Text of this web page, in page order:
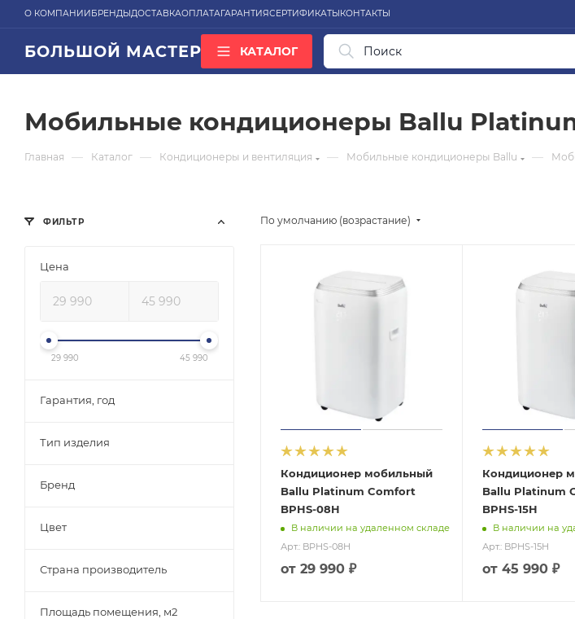
О КОМПАНИИБРЕНДЫДОСТАВКАОПЛАТАГАРАНТИЯСЕРТИФИКАТЫКОНТАКТЫ
БОЛЬШОЙ МАСТЕР КАТАЛОГ
Мобильные кондиционеры Ballu
Главная — Каталог — Кондиционеры и вентиляция — Мобильные кондиционеры Ballu —
По умолчанию (возрастание)
Кондиционер мобильный
Ballu Platinum Comfort
BPHS-08H
В наличии на удаленном складе
Арт.: BPHS-08H
от 29 990 ₽
Кондиционер
Ballu Platinum
BPHS-15H
В наличии на
Арт.: BPHS-15H
от45 990 ₽
ФИЛЬТР
Цена
29 990 45 990
Гарантия, год
Тип изделия
Бренд
Цвет
Страна производитель
Площадь помещения, м2